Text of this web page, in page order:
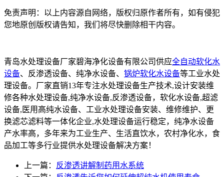
免责声明：以上内容源自网络，版权归原作者所有，如有侵犯
您地原创版权请告知，我们将尽快删除相干内容。
青岛水处理设备厂家碧海净化设备有限公司供应全自动软化水
设备、反渗透设备、纯净水设备、 锅炉软化水设备等工业水处
理设备。厂家直销13年专注水处理设备生产技术,设计安装维
修各种水处理设备,纯净水设备,反渗透设备，软化水设备,超滤
设备,医用高纯水设备、工业水处理设备安装、维修维护、更
换滤芯滤料等一体化企业,水处理设备运行稳定，纯净水设备
产水率高，多年来为工业生产、生活直饮水，农村净化水，食
品加工等多行业提供水处理设备解决方案！
上一篇：
反渗透讲解制药用水系统